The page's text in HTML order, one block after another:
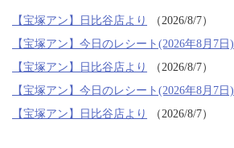
【宝塚アン】日比谷店より
2026/8/7
【宝塚アン】今日のレシート(2026年8月7日)
【宝塚アン】日比谷店より
2026/8/7
【宝塚アン】今日のレシート(2026年8月7日)
【宝塚アン】日比谷店より
2026/8/7